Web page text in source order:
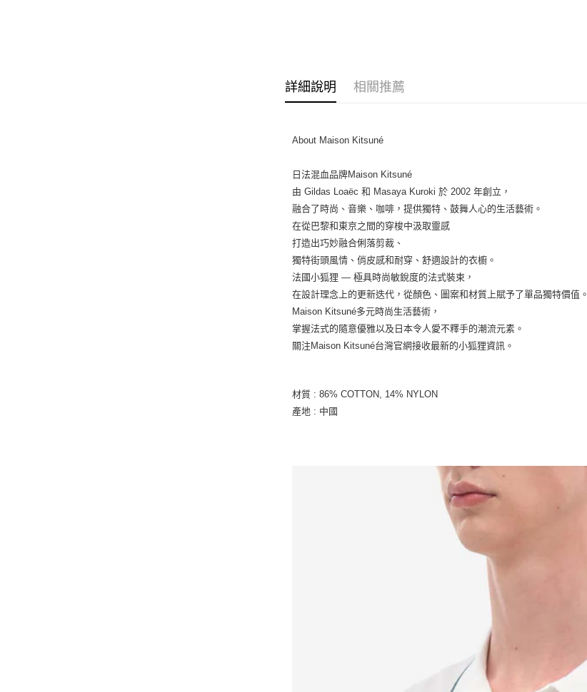
詳細說明 相關推薦
About Maison Kitsuné
日法混血品牌Maison Kitsuné
由 Gildas Loaëc 和 Masaya Kuroki 於 2002 年創立，
融合了時尚、音樂、咖啡，提供獨特、鼓舞人心的生活藝術。
在從巴黎和東京之間的穿梭中汲取靈感
打造出巧妙融合俐落剪裁、
獨特街頭風情、俏皮感和耐穿、舒適設計的衣櫥。
法國小狐狸 — 極具時尚敏銳度的法式裝束，
在設計理念上的更新迭代，從顏色、圖案和材質上賦予了單品獨特價值。
Maison Kitsuné多元時尚生活藝術，
掌握法式的隨意優雅以及日本令人愛不釋手的潮流元素。
關注Maison Kitsuné台灣官網接收最新的小狐狸資訊。
材質 : 86% COTTON, 14% NYLON
產地 : 中國